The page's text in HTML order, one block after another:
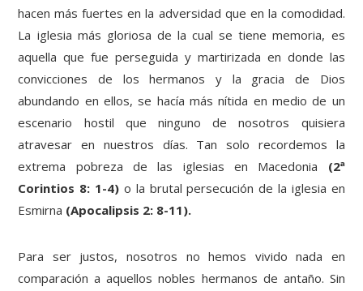
hacen más fuertes en la adversidad que en la comodidad.
La iglesia más gloriosa de la cual se tiene memoria, es
aquella que fue perseguida y martirizada en donde las
convicciones de los hermanos y la gracia de Dios
abundando en ellos, se hacía más nítida en medio de un
escenario hostil que ninguno de nosotros quisiera
atravesar en nuestros días. Tan solo recordemos la
extrema pobreza de las iglesias en Macedonia (2ª
Corintios 8: 1-4) o la brutal persecución de la iglesia en
Esmirna (Apocalipsis 2: 8-11).
Para ser justos, nosotros no hemos vivido nada en
comparación a aquellos nobles hermanos de antaño. Sin